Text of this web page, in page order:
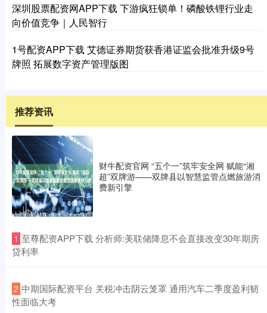
深圳股票配资网APP下载 下游疯狂锁单！磷酸铁锂行业走
向价值竞争｜人民智行
1号配资APP下载 艾德证券期货获香港证监会批准升级9号
牌照 拓展数字资产管理版图
推荐资讯
财牛配资官网 “五个一”筑牢安全网 赋能“湘
超”双牌游——双牌县以智慧监管点燃旅游消
费新引擎
1 ​至尊配资APP下载 分析师:美联储降息不会直接改变30年期房
贷利率
2 ​中期国际配资平台 关税冲击阴云笼罩 通用汽车二季度盈利韧
性面临大考